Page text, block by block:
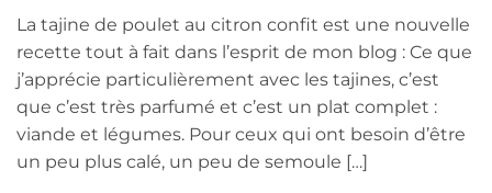
La tajine de poulet au citron confit est une nouvelle
recette tout à fait dans l’esprit de mon blog : Ce que
j’apprécie particulièrement avec les tajines, c’est
que c’est très parfumé et c’est un plat complet :
viande et légumes. Pour ceux qui ont besoin d’être
un peu plus calé, un peu de semoule […]